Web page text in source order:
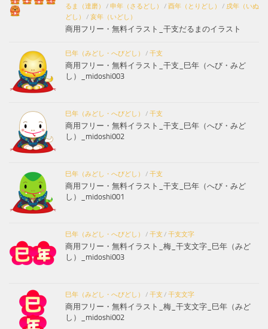
るま（達磨）
/ 申年（さるどし） / 酉年（とりどし） / 戌年（いぬ
どし）
/ 亥年（いどし）
商用フリー・無料イラスト_干支だるまのイラスト
巳年（みどし・へびどし） / 干支
商用フリー・無料イラスト_干支_巳年（へび・みど
し）_midoshi003
巳年（みどし・へびどし） / 干支
商用フリー・無料イラスト_干支_巳年（へび・みど
し）_midoshi002
巳年（みどし・へびどし） / 干支
商用フリー・無料イラスト_干支_巳年（へび・みど
し）_midoshi001
巳年（みどし・へびどし） / 干支 / 干支文字
商用フリー・無料イラスト_梅_干支文字_巳年（みど
し）_midoshi003
巳年（みどし・へびどし） / 干支 / 干支文字
商用フリー・無料イラスト_梅_干支文字_巳年（みど
し）_midoshi002